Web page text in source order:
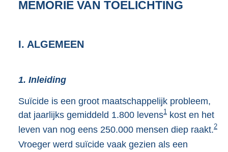
MEMORIE VAN TOELICHTING
I. ALGEMEEN
1. Inleiding
Suïcide is een groot maatschappelijk probleem,
dat jaarlijks gemiddeld 1.800 levens1
kost en het
leven van nog eens 250.000 mensen diep raakt.2
Vroeger werd suïcide vaak gezien als een